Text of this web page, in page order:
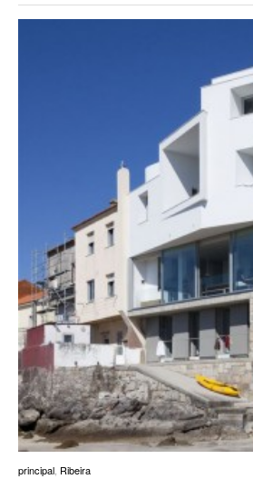
principal Ribeira